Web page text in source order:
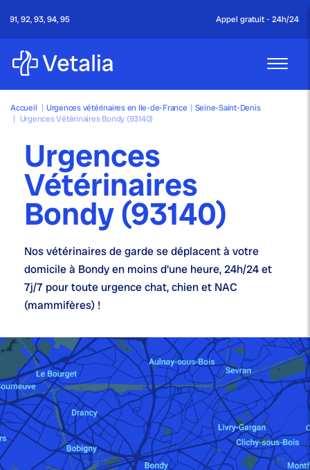
Appel gratuit - 24h/24 & 7j/7
Accueil | Urgences vétérinaires en Ile-de-France | Seine-Saint-Denis
| Urgences Vétérinaires Bondy (93140)
Urgences
Vétérinaires
Bondy (93140)
Nosvétérinaires de gardese déplacent à votre
domicile à Bondy en moins d'une heure,24h/24 et
7j/7 pour toute urgence chat, chien et NAC
(mammifères) !